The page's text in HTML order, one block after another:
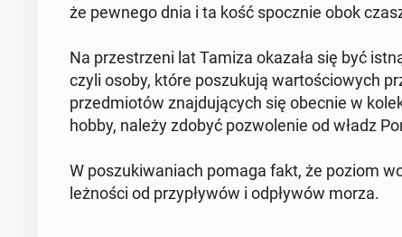
że pewnego dnia i ta kość spo­cznie obok
Na prze­strze­ni lat Tamiza okazała się być
czyli osoby, które po­szu­ku­ją war­to­ścio­wych
przed­mio­tów znaj­du­ją­cych się obecnie w
hobby, należy zdobyć po­zwo­le­nie od władz
W po­szu­ki­wa­niach pomaga fakt, że poziom
leż­no­ści od przy­pły­wów i od­pły­wów morza.